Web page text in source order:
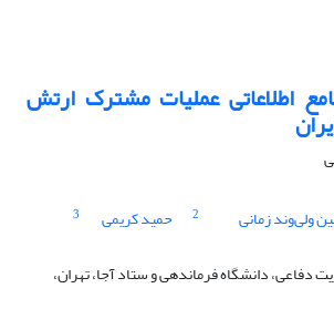
اطلاعاتی عملیات مشترک ارتش
ولی‌وند زمانی 2 حمید کریمی 3
دفاعی، دانشگاه فرماندهی و ستاد آجا، تهران،